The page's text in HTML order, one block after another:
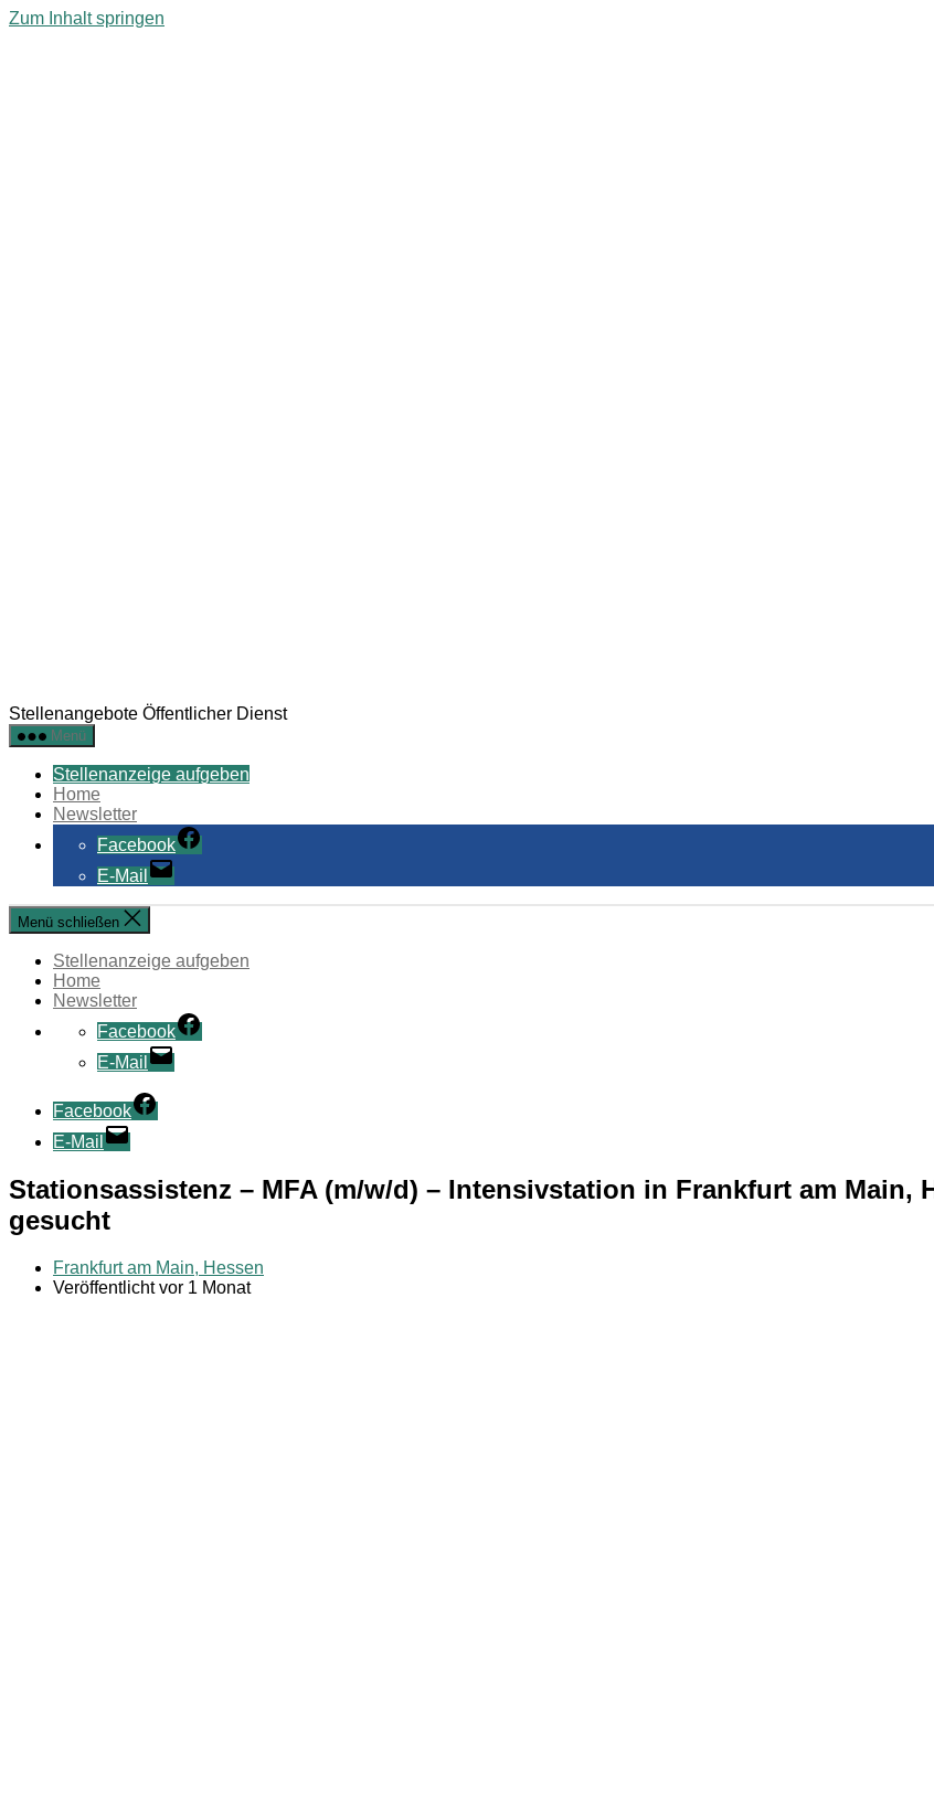
Zum Inhalt springen
Stellenangebote Öffentlicher Dienst
Menü
Stellenanzeige aufgeben
Home
Newsletter
Facebook
E-Mail
Menü schließen
Stellenanzeige aufgeben
Home
Newsletter
Facebook
E-Mail
Facebook
E-Mail
Stationsassistenz – MFA (m/w/d) – Intensivstation in Frankfurt am Main,
gesucht
Frankfurt am Main, Hessen
Veröffentlicht vor 1 Monat